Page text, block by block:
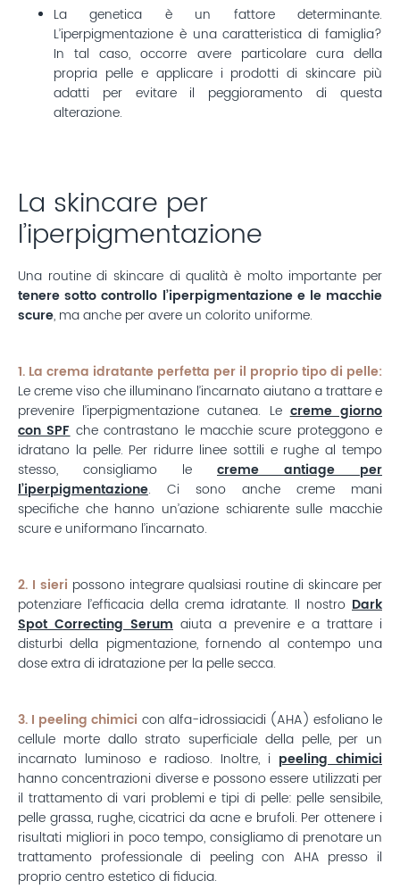
La genetica è un fattore determinante.
L’iperpigmentazione è una caratteristica di famiglia?
In tal caso, occorre avere particolare cura della
propria pelle e applicare i prodotti di skincare più
adatti per evitare il peggioramento di questa
alterazione.
La skincare per
l’iperpigmentazione
Una routine di skincare di qualità è molto importante per
tenere sotto controllo l’iperpigmentazione e le macchie
scure, ma anche per avere un colorito uniforme.
1. La crema idratante perfetta per il proprio tipo di pelle:
Le creme viso che illuminano l’incarnato aiutano a trattare e
prevenire l’iperpigmentazione cutanea. Lecreme giorno
con SPFche contrastano le macchie scure proteggono e
idratano la pelle. Per ridurre linee sottili e rughe al tempo
stesso, consigliamo le creme antiage per
l’iperpigmentazione. Ci sono anche creme mani
specifiche che hanno un’azione schiarente sulle macchie
scure e uniformano l’incarnato.
2. I sieri possono integrare qualsiasi routine di skincare per
potenziare l’efficacia della crema idratante. Il nostro Dark
Spot Correcting Serum aiuta a prevenire e a trattare i
disturbi della pigmentazione, fornendo al contempo una
dose extra di idratazione per la pelle secca.
3. I peeling chimici con alfa-idrossiacidi (AHA) esfoliano le
cellule morte dallo strato superficiale della pelle, per un
incarnato luminoso e radioso. Inoltre, i peeling chimici
hanno concentrazioni diverse e possono essere utilizzati per
il trattamento di vari problemi e tipi di pelle: pelle sensibile,
pelle grassa, rughe, cicatrici da acne e brufoli. Per ottenere i
risultati migliori in poco tempo, consigliamo di prenotare un
trattamento professionale di peeling con AHA presso il
proprio centro estetico di fiducia.